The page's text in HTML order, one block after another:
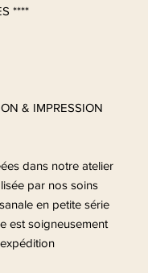
****
& IMPRESSION
dans notre atelier
par nos soins
en petite série
est soigneusement